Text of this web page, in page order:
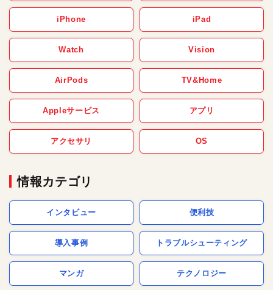
iPhone iPad
Watch Vision
AirPods TV&Home
Appleサービス アプリ
アクセサリ OS
情報カテゴリ
インタビュー 便利技
導入事例 トラブルシューティング
マンガ テクノロジー